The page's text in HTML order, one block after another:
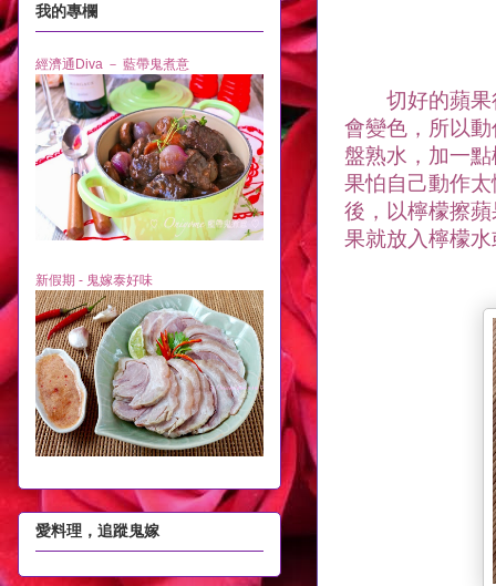
切好的蘋果很
會變色，所以
盤熟水，加一
果怕自己動作
後，以檸檬擦
果就放入檸檬
我的專欄
經濟通Diva － 藍帶鬼煮意
新假期 - 鬼嫁泰好味
愛料理，追蹤鬼嫁